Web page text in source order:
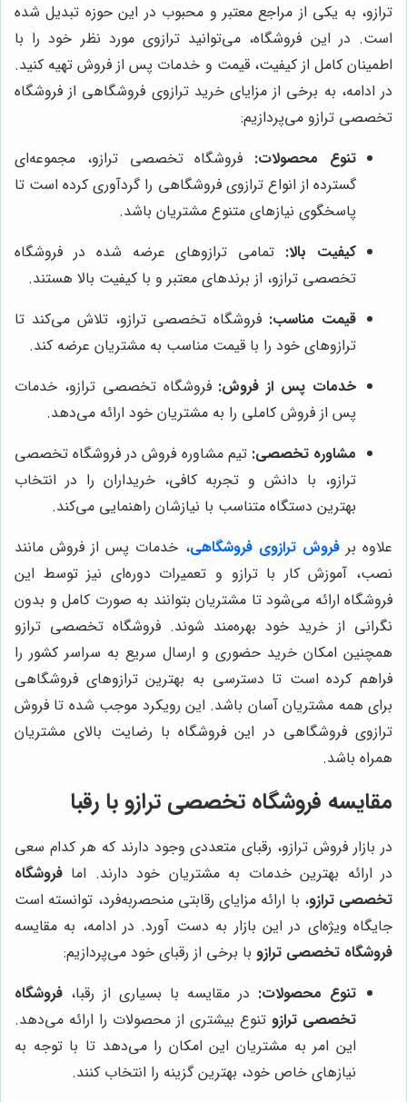
ترازو، به یکی از مراجع معتبر و محبوب در این حوزه تبدیل شده
است. در این فروشگاه، می‌توانید ترازوی مورد نظر خود را با
اطمینان کامل از کیفیت، قیمت و خدمات پس از فروش تهیه کنید.
در ادامه، به برخی از مزایای خرید ترازوی فروشگاهی از فروشگاه
تخصصی ترازو می‌پردازیم:
تنوع محصولات: فروشگاه تخصصی ترازو، مجموعه‌ای
گسترده از انواع ترازوی فروشگاهی را گردآوری کرده است تا
پاسخگوی نیازهای متنوع مشتریان باشد.
کیفیت بالا: تمامی ترازوهای عرضه شده در فروشگاه
تخصصی ترازو، از برندهای معتبر و با کیفیت بالا هستند.
قیمت مناسب: فروشگاه تخصصی ترازو، تلاش می‌کند تا
ترازوهای خود را با قیمت مناسب به مشتریان عرضه کند.
خدمات پس از فروش: فروشگاه تخصصی ترازو، خدمات
پس از فروش کاملی را به مشتریان خود ارائه می‌دهد.
مشاوره تخصصی: تیم مشاوره فروش در فروشگاه تخصصی
ترازو، با دانش و تجربه کافی، خریداران را در انتخاب
بهترین دستگاه متناسب با نیازشان راهنمایی می‌کند.
علاوه برفروش ترازوی فروشگاهی، خدمات پس از فروش مانند
نصب، آموزش کار با ترازو و تعمیرات دوره‌ای نیز توسط این
فروشگاه ارائه می‌شود تا مشتریان بتوانند به صورت کامل و بدون
نگرانی از خرید خود بهره‌مند شوند. فروشگاه تخصصی ترازو
همچنین امکان خرید حضوری و ارسال سریع به سراسر کشور را
فراهم کرده است تا دسترسی به بهترین ترازوهای فروشگاهی
برای همه مشتریان آسان باشد. این رویکرد موجب شده تا فروش
ترازوی فروشگاهی در این فروشگاه با رضایت بالای مشتریان
همراه باشد.
مقایسه فروشگاه تخصصی ترازو با رقبا
در بازار فروش ترازو، رقبای متعددی وجود دارند که هر کدام سعی
در ارائه بهترین خدمات به مشتریان خود دارند. اما فروشگاه
تخصصی ترازو، با ارائه مزایای رقابتی منحصربه‌فرد، توانسته است
جایگاه ویژه‌ای در این بازار به دست آورد. در ادامه، به مقایسه
فروشگاه تخصصی ترازو با برخی از رقبای خود می‌پردازیم:
تنوع محصولات: در مقایسه با بسیاری از رقبا، فروشگاه
تخصصی ترازو تنوع بیشتری از محصولات را ارائه می‌دهد.
این امر به مشتریان این امکان را می‌دهد تا با توجه به
نیازهای خاص خود، بهترین گزینه را انتخاب کنند.